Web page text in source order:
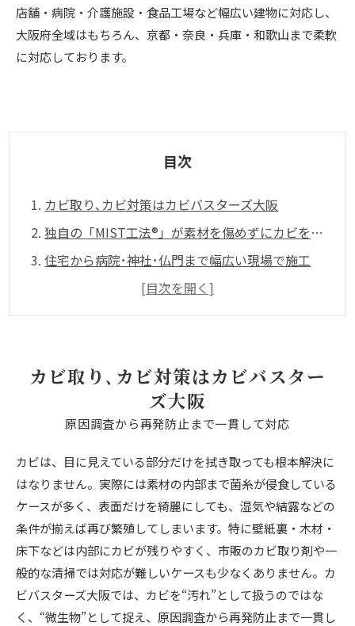
店舗・病院・介護施設・食品工場など幅広い建物に対応し、
大阪府全域はもちろん、京都・奈良・兵庫・和歌山まで柔軟
に対応しております。
目次
1. カビ取り､カビ対策はカビバスターズ大阪
2. 独自の「MIST工法®」が素材を傷めずにカビを除去
3.住宅から病院･神社･仏門まで幅広い現場で施工
カビ検査による“見える化”で適切な対策
5.専門業者へ早めの相談がおすすめです
[目次を開く]
カビ取り､カビ対策はカビバスター
ズ大阪
原因調査から再発防止まで一貫して対応
カビは、目に見えている部分だけを拭き取っても根本解決に
はなりません。実際には素材の内部まで菌糸が侵食している
ケースが多く、表面だけを綺麗にしても、湿気や結露などの
条件が揃えば再び繁殖してしまいます。特に壁紙裏・木材・
床下などは内部にカビが残りやすく、市販のカビ取り剤や一
般的な清掃では対応が難しいケースも少なくありません。カ
ビバスターズ大阪では、カビを“汚れ”として扱うのではな
く、“微生物”として捉え、原因調査から再発防止まで一貫し